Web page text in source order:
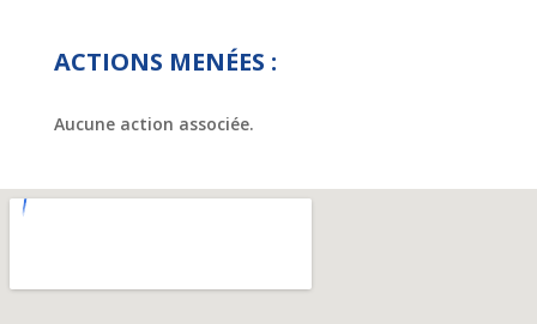
ACTIONS MENÉES :
Aucune action associée.